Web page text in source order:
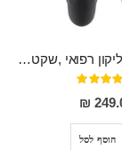
מגיק וונד מסיליקון רפואי ,שקט במיוחד, נטען בעל 10 מהירויות שונות "Erna"
דירוג:
100%
הוסף לסל